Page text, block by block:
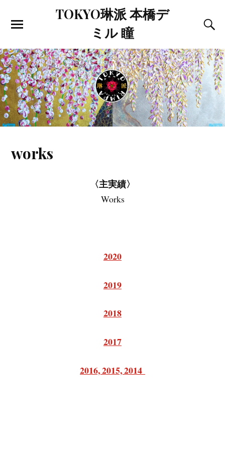
TOKYO琳派 本橋デ
ミル 瞳
works
〈主実績〉
Works
2020
2019
2018
2017
2016, 2015, 2014